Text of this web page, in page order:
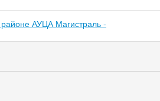
АУЦА Магистраль -